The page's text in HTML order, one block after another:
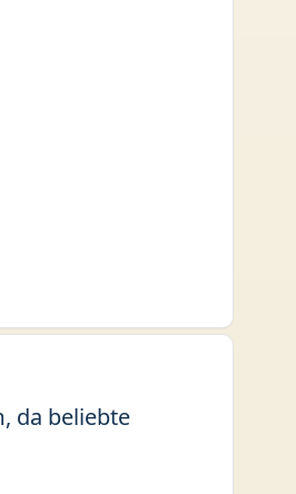
da beliebte